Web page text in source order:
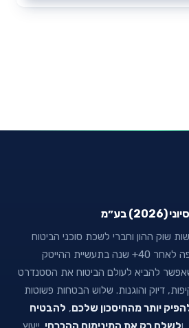
בע״מ
שוק ההון וחברי לשכת סוכני הביטוח
בישראל. נוסדה ע״י זאב יופה לאחר 40+ שנה בתעשיית ההייטק
להביא לעולם הביטוח את הסטנדרט
דיוק והוגנות. שלוש הבטחות פשוטות
יותר מהחיסכון שלכם, להבטיח